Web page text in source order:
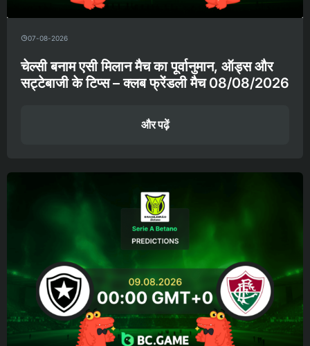
07-08-2026
चेल्सी बनाम एसी मिलान मैच का पूर्वानुमान, ऑड्स और
सट्टेबाजी के टिप्स – क्लब फ्रेंडली मैच 08/08/2026
और पढ़ें